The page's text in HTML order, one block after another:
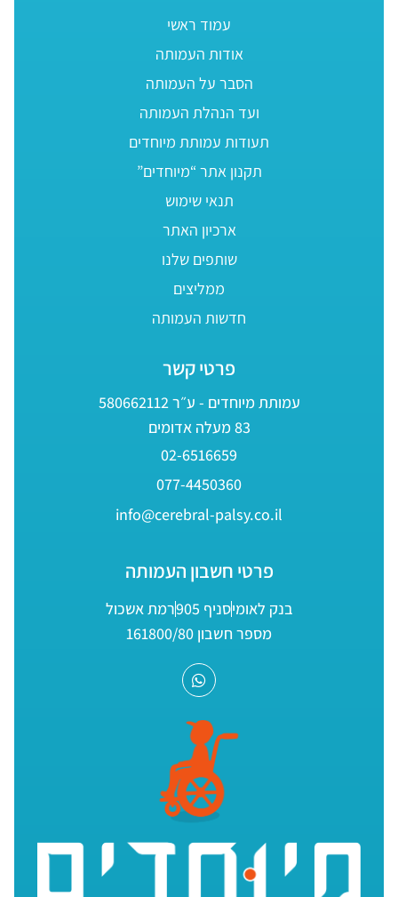
עמוד ראשי
אודות העמותה
הסבר על העמותה
ועד הנהלת העמותה
תעודות עמותת מיוחדים
תקנון אתר “מיוחדים”
תנאי שימוש
ארכיון האתר
שותפים שלנו
ממליצים
חדשות העמותה
פרטי קשר
עמותת מיוחדים - ע״ר 580662112
83 מעלה אדומים
02-6516659
077-4450360
info@cerebral-palsy.co.il
פרטי חשבון העמותה
בנק לאומיסניף 905
רמת אשכול
מספר חשבון 161800/80